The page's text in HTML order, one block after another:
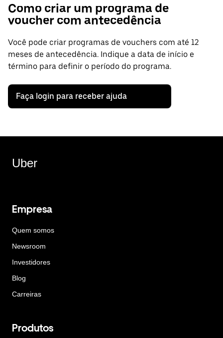
Como criar um programa de
voucher com antecedência
Você pode criar programas de vouchers com até 12
meses de antecedência. Indique a data de início e
término para definir o período do programa.
Faça login para receber ajuda
Uber
Empresa
Quem somos
Newsroom
Investidores
Blog
Carreiras
Produtos